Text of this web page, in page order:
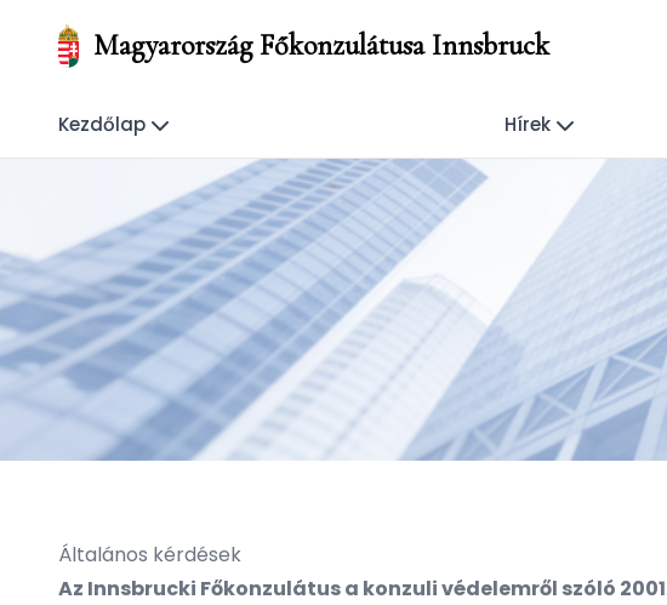
Magyarország Főkonzulátusa Innsbruck
Kezdőlap Hírek
Általános kérdések
Az Innsbrucki Főkonzulátus a konzuli védelemről szóló